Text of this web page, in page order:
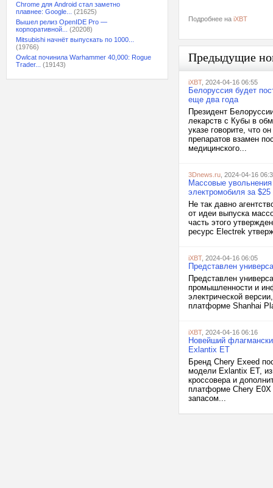
Chrome для Android стал заметно
плавнее: Google...
(21625)
Вышел релиз OpenIDE Pro —
корпоративной...
(20208)
Mitsubishi начнёт выпускать по 1000...
(19766)
Owlcat починила Warhammer 40,000: Rogue
Trader...
(19143)
Подробнее на iXBT
Предыдущие
iXBT, 2024-04-16 06:55
Белоруссия будет
еще два года
Президент
лекарств с Кубы в
указе говорите, что
препаратов взамен
медицинского...
3Dnews.ru , 2024-04-16
Массовые
электромобиля за $25
Не так давно
от идеи выпуска
часть этого
ресурс Electrek
iXBT, 2024-04-16 06:05
Представлен
Представлен
промышленности и
электрической
платформе Shanhai
iXBT, 2024-04-16 06:16
Новейший
Exlantix ET
Бренд Chery Exeed
модели Exlantix ET,
кроссовера и
платформе Chery E0X
запасом...